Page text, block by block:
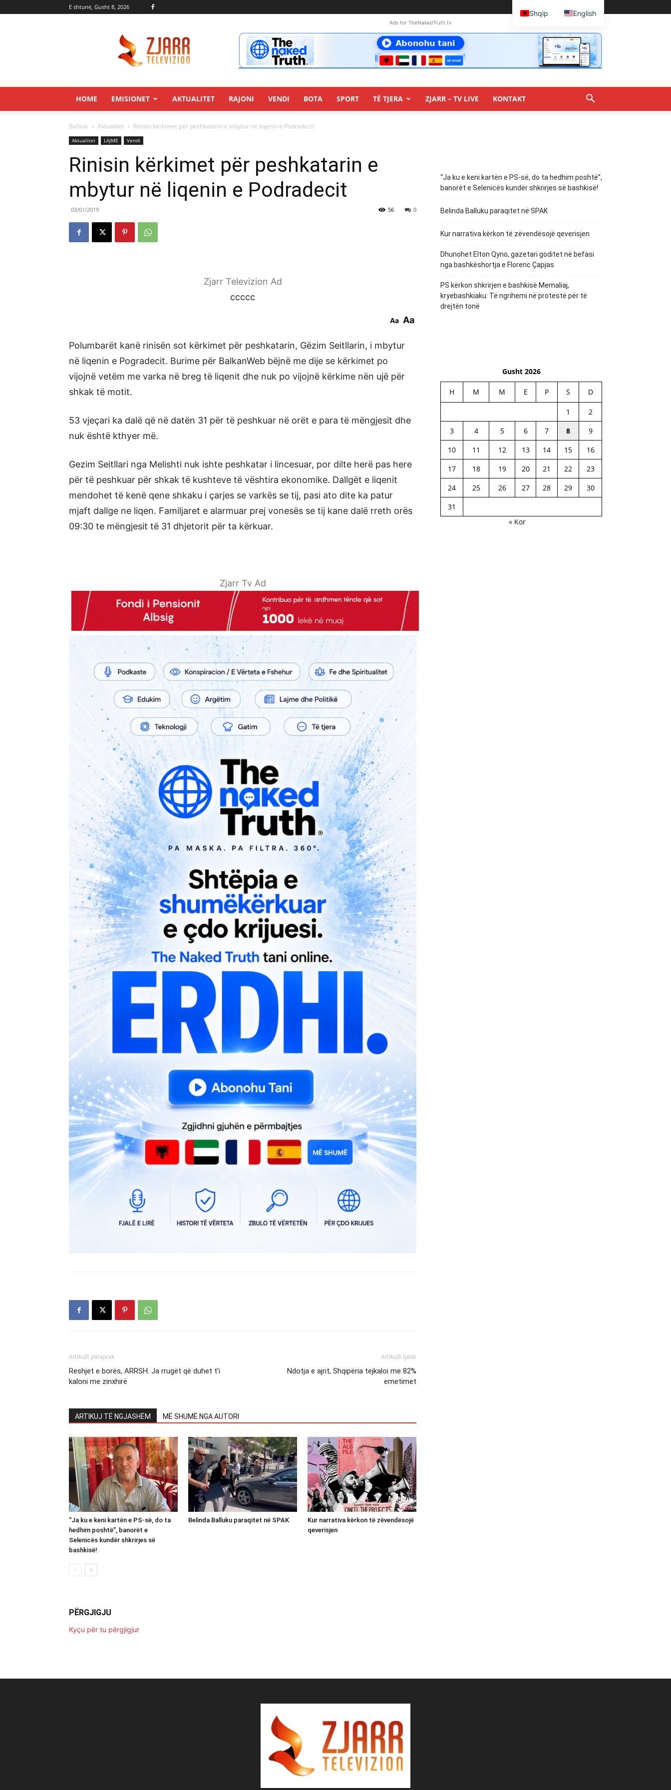
E shtunë, Gusht 8, 2026
Ads for TheNakedTruth.tv
HOME EMISIONET AKTUALITET RAJONI VENDI BOTA SPORT TË TJERA ZJARR – TV LIVE KONTAKT
Ballina Aktualitet Rinisin kërkimet për peshkatarin e mbytur në liqenin e Podradecit
Aktualitet LAJME Vendi
Rinisin kërkimet për peshkatarin e
mbytur në liqenin e Podradecit
03/01/2019 0
56
Zjarr Televizion Ad
ccccc
Aa Aa
Polumbarët kanë rinisën sot kërkimet për peshkatarin, Gëzim Seitllarin, i mbytur
në liqenin e Pogradecit. Burime për BalkanWeb bëjnë me dije se kërkimet po
vijojnë vetëm me varka në breg të liqenit dhe nuk po vijojnë kërkime nën ujë për
shkak të motit.
53 vjeçari ka dalë që në datën 31 për të peshkuar në orët e para të mëngjesit dhe
nuk është kthyer më.
Gezim Seitllari nga Melishti nuk ishte peshkatar i lincesuar, por dilte herë pas here
për të peshkuar për shkak të kushteve të vështira ekonomike. Dallgët e liqenit
mendohet të kenë qene shkaku i çarjes se varkës se tij, pasi ato dite ka patur
mjaft dallge ne liqen. Familjaret e alarmuar prej vonesës se tij kane dalë rreth orës
09:30 te mëngjesit të 31 dhjetorit për ta kërkuar.
Zjarr Tv Ad
Artikulli paraprak
Reshjet e borës, ARRSH: Ja rrugët që duhet t’i
kaloni me zinxhirë
Artikulli tjetër
Ndotja e ajrit, Shqipëria tejkaloi me 82%
emetimet
ARTIKUJ TË NGJASHËM MË SHUMË NGA AUTORI
“Ja ku e keni kartën e PS-së, do ta
hedhim poshtë”, banorët e
Selenicës kundër shkrirjes së
bashkisë!
Belinda Balluku paraqitet në SPAK
Kur narrativa kërkon të zëvendësojë
qeverisjen
PËRGJIGJU
Kyçu për tu përgjigjur
“Ja ku e keni kartën e PS-së, do ta hedhim poshtë”,
banorët e Selenicës kundër shkrirjes së bashkisë!
Belinda Balluku paraqitet në SPAK
Kur narrativa kërkon të zëvendësojë qeverisjen
Dhunohet Elton Qyno, gazetari goditet në befasi
nga bashkëshortja e Florenc Çapjas
PS kërkon shkrirjen e bashkisë Memaliaj,
kryebashkiaku: Të ngrihemi në protestë për të
drejtën tonë
Gusht 2026
H M M E P S D
1
2
3
4 5 6 7 8
9
10
11 12 13 14 15
16
17
18 19 20 21 22
23
24
25 26 27 28 29
30
31
« Kor
Shqip English